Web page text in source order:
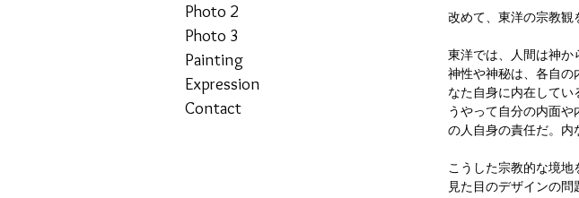
改めて、東洋の宗教観
東洋では、人間は神か
神性や神秘は、各自の
なた自身に内在して
うやって自分の内面
の人自身の責任だ。内
こうした宗教的な境地
見た目のデザインの問
Photo 2
Photo 3
Painting
Expression
Contact